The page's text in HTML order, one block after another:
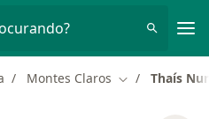
Montes Claros Mudar de
Thaís